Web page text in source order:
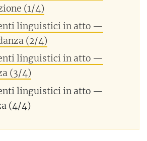
(1/4)
linguistici in atto —
(2/4)
linguistici in atto —
(3/4)
linguistici in atto —
(4/4)